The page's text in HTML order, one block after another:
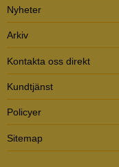
Nyheter
Arkiv
Kontakta oss direkt
Kundtjänst
Policyer
Sitemap